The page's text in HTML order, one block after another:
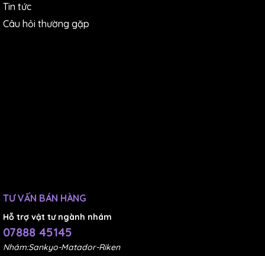
Tin tức
Câu hỏi thường gặp
TƯ VẤN BÁN HÀNG
Hỗ trợ vật tư ngành nhám
07888 45145
Nhám:Sankyo-Matador-Riken